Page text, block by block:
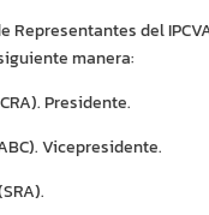
Representantes del
manera:
Presidente.
Vicepresidente.